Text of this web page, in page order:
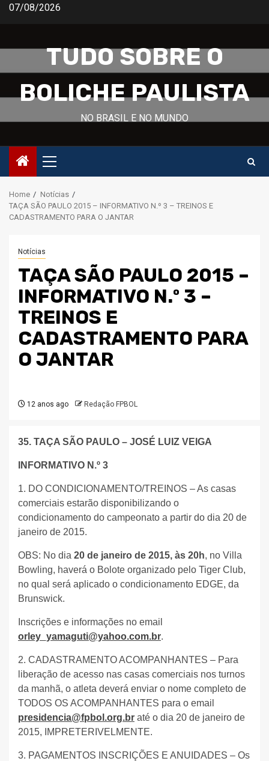
Skip07/08/2026
TUDO SOBRE O
BOLICHE PAULISTA
NO BRASIL E NO MUNDO
Primary
Menu
Home
Notícias
TAÇA SÃO PAULO 2015 – INFORMATIVO N.º 3 – TREINOS E
CADASTRAMENTO PARA O JANTAR
Notícias
TAÇA SÃO PAULO 2015 –
INFORMATIVO N.º 3 –
TREINOS E
CADASTRAMENTO PARA
O JANTAR
12 anos ago Redação FPBOL
35. TAÇA SÃO PAULO – JOSÉ LUIZ VEIGA
INFORMATIVO N.º 3
1. DO CONDICIONAMENTO/TREINOS – As casas
comerciais estarão disponibilizando o
condicionamento do campeonato a partir do dia 20 de
janeiro de 2015.
OBS: No dia 20 de janeiro de 2015, às 20h, no Villa
Bowling, haverá o Bolote organizado pelo Tiger Club,
no qual será aplicado o condicionamento EDGE, da
Brunswick.
Inscrições e informações no email
orley_yamaguti@yahoo.com.br.
2. CADASTRAMENTO ACOMPANHANTES – Para
liberação de acesso nas casas comerciais nos turnos
da manhã, o atleta deverá enviar o nome completo de
TODOS OS ACOMPANHANTES para o email
presidencia@fpbol.org.br até o dia 20 de janeiro de
2015, IMPRETERIVELMENTE.
3. PAGAMENTOS INSCRIÇÕES E ANUIDADES – Os